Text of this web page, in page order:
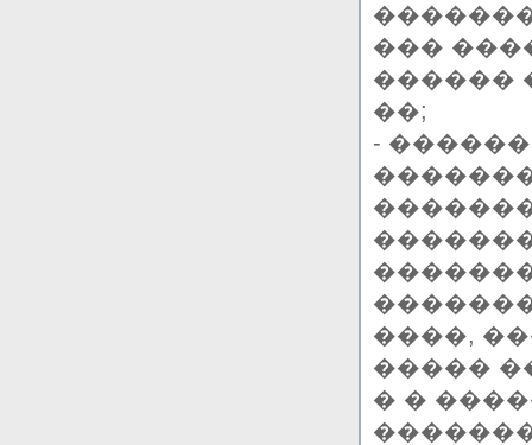
���
������
��;
-
����,
�����
� �